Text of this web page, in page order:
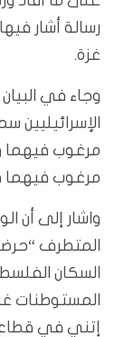
رسالة أشار
غزة.
وجاء في
مرغوب فيهما
مرغوب
واشار إلى أن
المتطرف
السكان
المستوطنات
إتني في